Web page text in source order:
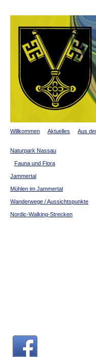
Willkommen Aktuelles Aus
Naturpark Nassau
Fauna und Flora
Jammertal
Mühlen im Jammertal
Wanderwege / Aussichtspunkte
Nordic-Walking-Strecken